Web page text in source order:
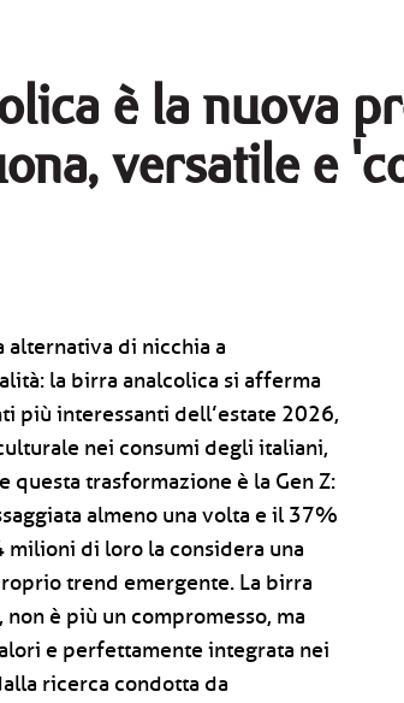
è la nuova
versatile e
alternativa di nicchia a
la birra analcolica si afferma
più interessanti dell’estate 2026,
nei consumi degli italiani,
trasformazione è la Gen Z:
almeno una volta e il 37%
milioni di loro la considera una
trend emergente. La birra
è più un compromesso, ma
e perfettamente integrata nei
ricerca condotta da